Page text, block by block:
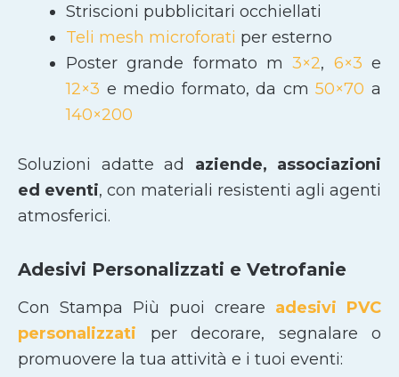
Striscioni pubblicitari occhiellati
Teli mesh microforati per esterno
Poster grande formato m3×2, 6×3 e
12×3 e medio formato, da cm50×70 a
140×200
Soluzioni adatte ad aziende, associazioni
ed eventi, con materiali resistenti agli agenti
atmosferici.
Adesivi Personalizzati e Vetrofanie
Con Stampa Più puoi creare adesivi PVC
personalizzati per decorare, segnalare o
promuovere la tua attività e i tuoi eventi: